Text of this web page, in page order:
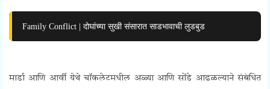
Family Conflict | दोघांच्या सुखी संसारात साडभावाची लुडबुड
मार्डा आणि आर्वी येथे चॉकलेटमधील अळ्या आणि सोंडे आढळल्याने संबंधित